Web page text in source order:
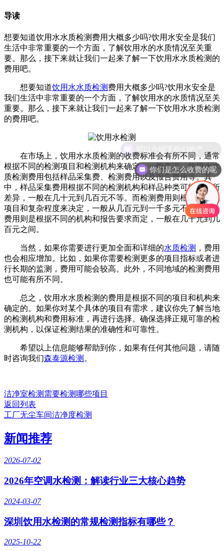
导读
想要知道饮用水水质检测费用大概多少吗?饮用水安全是我们
生活中非常重要的一个方面，了解饮用水的水质情况至关重
要。那么，接下来就让我们一起来了解一下饮用水水质检测的
费用吧。
想要知道饮用水水质检测 费用大概多少吗?饮用水安全是
我们生活中非常重要的一个方面，了解饮用水的水质情况至关
重要。那么，接下来就让我们一起来了解一下饮用水水质检测
的费用吧。
在市场上，饮用水水质检测的收费标准会有所不同，通常
根据不同的检测项目和检测机构来确定。一般来说，饮用水水
质检测费用包括样品采集费、检测费用以及报告费用等。其
中，样品采集费用根据不同的检测机构和样品种类可能会有所
差异，一般在几十元到几百元不等。而检测费用则根据不同的
项目和复杂程度来决定，一般从几百元到一千多元不等。报告
费用则是根据不同的机构和报告要求而定，一般在几十元到几
百元之间。
当然，如果你需要进行更加全面和详细的水质检测 ，费用
也会相应增加。比如，如果你需要检测更多的项目指标或者进
行长期的监测，费用可能会较高。此外，不同地域的检测费用
也可能有所不同。
总之，饮用水水质检测的费用是根据不同的项目和机构来
确定的。如果你对某个具体的项目有需求，建议你先了解当地
的检测机构和费用标准，再进行选择。确保选择正规可靠的检
测机构，以保证检测结果的准确性和可靠性。
希望以上信息能够帮助到你，如果有任何其他问题，请随
时咨询我们森泰源检测 。
洁净室检测需要检测哪些项目
返回列表
工厂无尘车间洁净度检测
新闻推荐
2026-07-02
2026年空调水检测：解读行业三大核心趋势
2024-03-07
深圳饮用水检测的常规检测指标有哪些？
2025-10-22
你们是怎么收费的呢